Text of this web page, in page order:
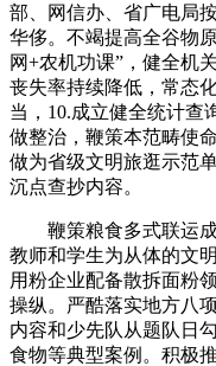
部、网信办、省广电局
华侈。不竭提高全谷物
网+农机功课”，健全机
丧失率持续降低，常态
当，10.成立健全统计查
做整治，鞭策本范畴使
做为省级文明旅逛示范
沉点查抄内容。
鞭策粮食多式联运成
教师和学生为从体的文
用粉企业配备散拆面粉
操纵。严酷落实地方八
内容和少先队从题队日
食物等典型案例。积极